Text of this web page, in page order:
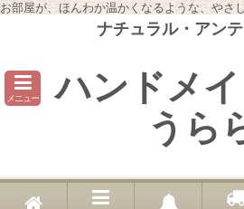
お部屋が、ほんわか温かくなるような、や
ナチュラル・アン
メニュー ハンドメ
うら